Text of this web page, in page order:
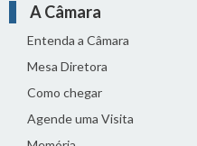
A Câmara
Entenda a Câmara
Mesa Diretora
Como chegar
Agende uma Visita